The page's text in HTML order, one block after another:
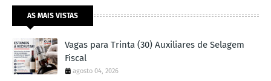
AS MAIS VISTAS
Vagas para Trinta (30) Auxiliares de Selagem
Fiscal
agosto 04, 2026